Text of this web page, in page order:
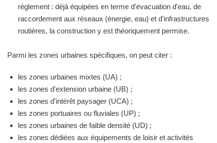
règlement : déjà équipées en terme d'évacuation d'eau, de
raccordement aux réseaux (énergie, eau) et d'infrastructures
routières, la construction y est théoriquement permise.
Parmi les zones urbaines spécifiques, on peut citer :
les zones urbaines mixtes (UA) ;
les zones d'extension urbaine (UB) ;
les zones d'intérêt paysager (UCA) ;
les zones portuaires ou fluviales (UP) ;
les zones urbaines de faible densité (UD) ;
les zones dédiées aux équipements de loisir et activités